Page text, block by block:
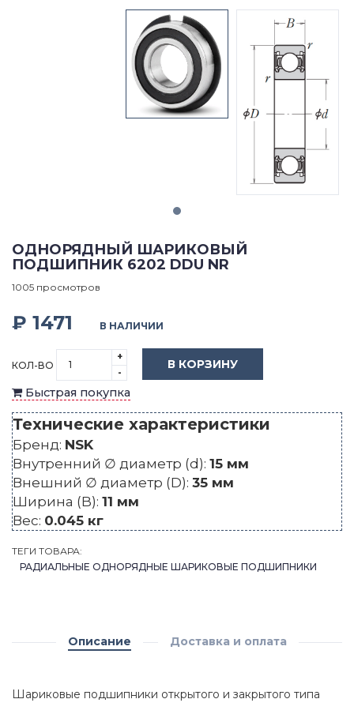
ОДНОРЯДНЫЙ ШАРИКОВЫЙ
ПОДШИПНИК 6202 DDU NR
1005 просмотров
₽ 1471 В НАЛИЧИИ
КОЛ-ВО
+
-
В КОРЗИНУ
Быстрая покупка
Технические характеристики
Бренд: NSK
Внутренний ∅ диаметр (d): 15 мм
Внешний ∅ диаметр (D): 35 мм
Ширина (B): 11 мм
Вес: 0.045 кг
ТЕГИ ТОВАРА:
РАДИАЛЬНЫЕ ОДНОРЯДНЫЕ ШАРИКОВЫЕ ПОДШИПНИКИ
Описание Доставка и оплата
Шариковые подшипники открытого и закрытого типа